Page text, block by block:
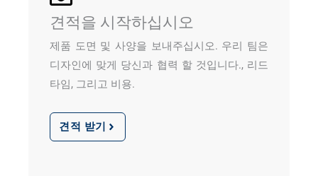
견적을 시작하십시오
제품 도면 및 사양을 보내주십시오. 우리 팀은
디자인에 맞게 당신과 협력 할 것입니다., 리드
타임, 그리고 비용.
견적 받기